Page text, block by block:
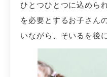
ひとつひとつに込めら
を必要とするお子さん
いながら、そいるを後